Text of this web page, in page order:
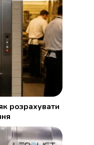
розрахувати